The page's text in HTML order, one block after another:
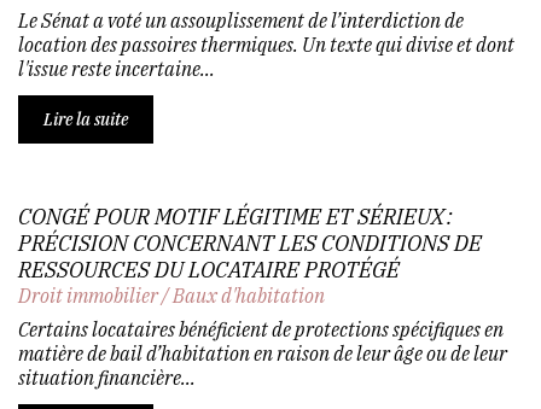
Le Sénat a voté un assouplissement de l’interdiction de
location des passoires thermiques. Un texte qui divise et dont
l'issue reste incertaine...
Lire la suite
CONGÉ POUR MOTIF LÉGITIME ET SÉRIEUX :
PRÉCISION CONCERNANT LES CONDITIONS DE
RESSOURCES DU LOCATAIRE PROTÉGÉ
Droit immobilier/Baux d'habitation
Certains locataires bénéficient de protections spécifiques en
matière de bail d’habitation en raison de leur âge ou de leur
situation financière...